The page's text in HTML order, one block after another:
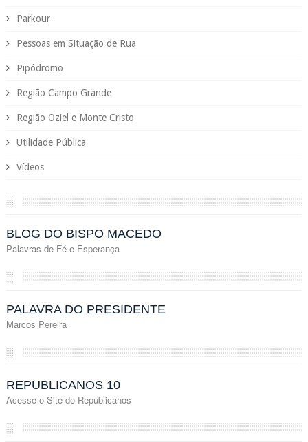
Parkour
Pessoas em Situação de Rua
Pipódromo
Região Campo Grande
Região Oziel e Monte Cristo
Utilidade Pública
Vídeos
░
BLOG DO BISPO MACEDO
Palavras de Fé e Esperança
░
PALAVRA DO PRESIDENTE
Marcos Pereira
░
REPUBLICANOS 10
Acesse o Site do Republicanos
░